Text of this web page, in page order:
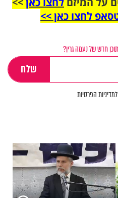
לחצו כאן >>
חדש של נעמה גרין?
למדיניות הפרטיות